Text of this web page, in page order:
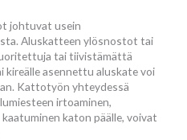
johtuvat usein
Aluskatteen ylösnostot tai
tai tiivistämättä
kireälle asennettu aluskate voi
Kattotyön yhteydessä
irtoaminen,
katon päälle, voivat